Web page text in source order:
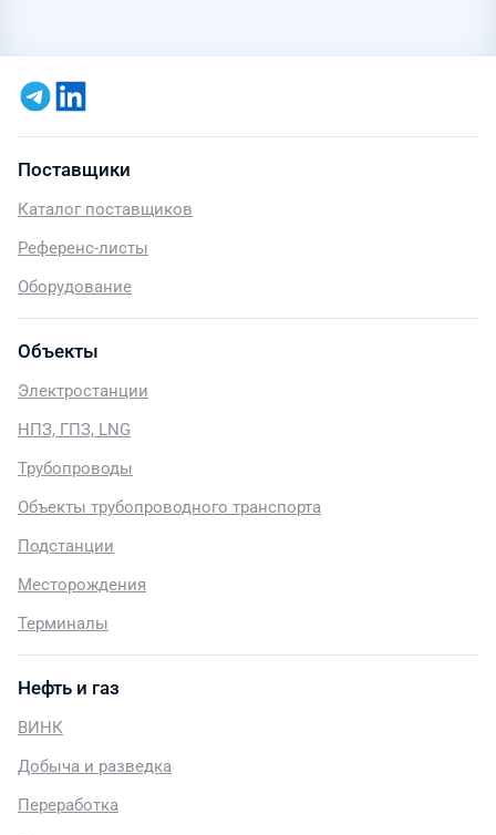
Поставщики
Каталог поставщиков
Референс-листы
Оборудование
Объекты
Электростанции
НПЗ, ГПЗ, LNG
Трубопроводы
Объекты трубопроводного транспорта
Подстанции
Месторождения
Терминалы
Нефть и газ
ВИНК
Добыча и разведка
Переработка